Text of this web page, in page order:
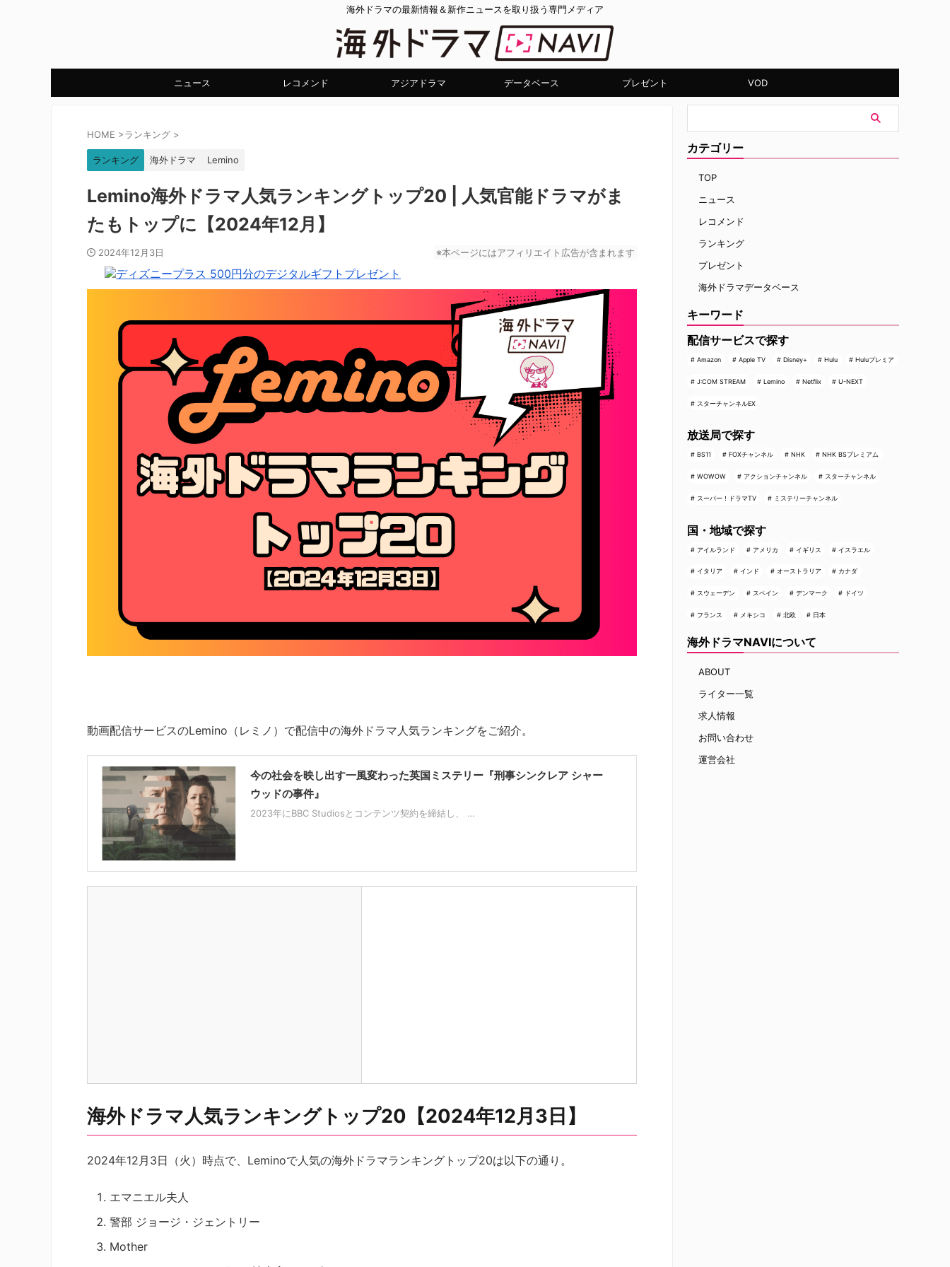
海外ドラマの最新情報＆新作ニュースを取り扱う専門メディア
ニュース レコメンド アジアドラマ データベース プレゼント VOD
HOME >ランキング >
ランキング 海外ドラマ Lemino
Lemino海外ドラマ人気ランキングトップ20 | 人気官能ドラマがま
たもトップに【2024年12月】
2024年12月3日 ※本ページにはアフィリエイト広告が含まれます
動画配信サービスのLemino（レミノ）で配信中の海外ドラマ人気ランキングをご紹介。
今の社会を映し出す一風変わった英国ミステリー『刑事シンクレア シャー
ウッドの事件』
2023年にBBC Studiosとコンテンツ契約を締結し、 …
海外ドラマ人気ランキングトップ20【2024年12月3日】
2024年12月3日（火）時点で、Leminoで人気の海外ドラマランキングトップ20は以下の通り。
エマニエル夫人
警部 ジョージ・ジェントリー
Mother
カテゴリー
TOP
ニュース
レコメンド
ランキング
プレゼント
海外ドラマデータベース
キーワード
配信サービスで探す
Amazon Apple TV Disney+ Hulu Huluプレミア
J:COM STREAM Lemino Netflix U-NEXT
スターチャンネルEX
放送局で探す
BS11 FOXチャンネル NHK NHK BSプレミアム
WOWOW アクションチャンネル スターチャンネル
スーパー！ドラマTV ミステリーチャンネル
国・地域で探す
アイルランド アメリカ イギリス イスラエル
イタリア インド オーストラリア カナダ
スウェーデン スペイン デンマーク ドイツ
フランス メキシコ 北欧 日本
海外ドラマNAVIについて
ABOUT
ライター一覧
求人情報
お問い合わせ
運営会社